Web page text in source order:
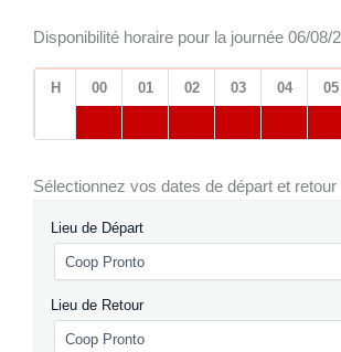
Disponibilité horaire pour la journée 06/08/
H 00 01 02 03 04 05
Sélectionnez vos dates de départ et retour
Lieu de Départ
Lieu de Retour